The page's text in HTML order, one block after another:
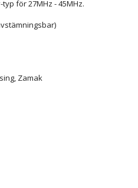
för 27MHz - 45MHz.
Zamak